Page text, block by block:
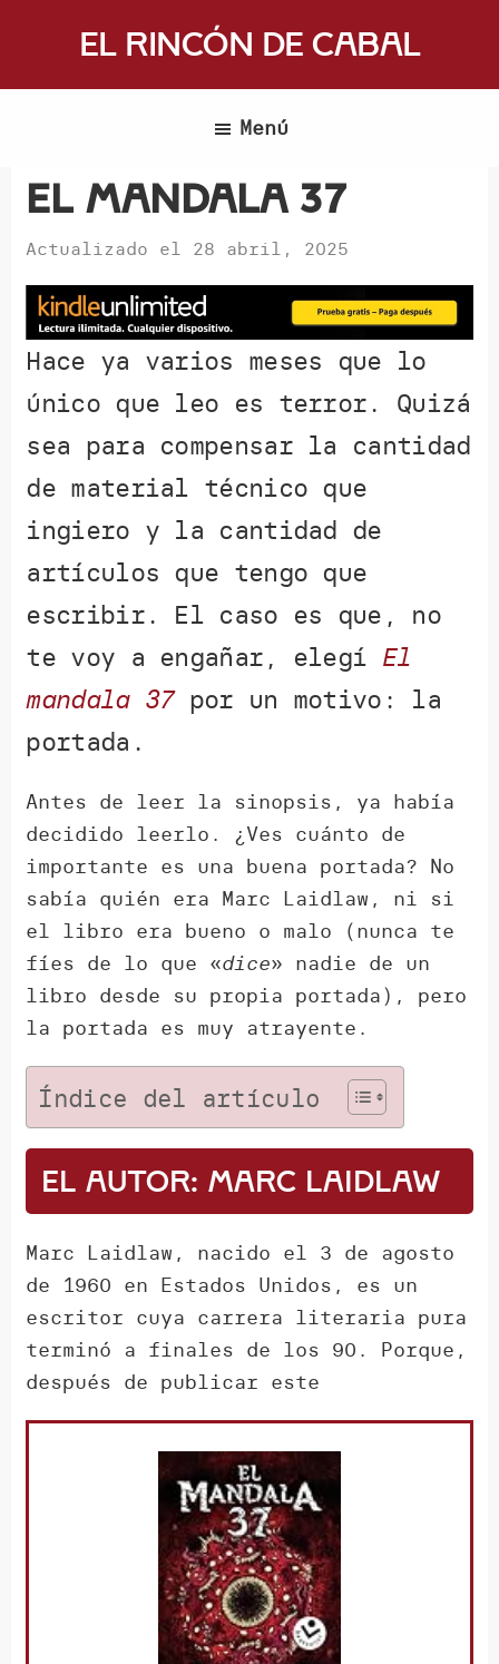
El Rincón de Cabal
reúnen
hablar
libros
Menú
El mandala 37
Actualizado el 28 abril, 2025
Hace ya varios meses que lo
único que leo es terror. Quizá
sea para compensar la cantidad
de material técnico que
ingiero y la cantidad de
artículos que tengo que
escribir. El caso es que, no
te voy a engañar, elegí El
mandala 37por un motivo: la
portada.
Antes de leer la sinopsis, ya había
decidido leerlo. ¿Ves cuánto de
importante es una buena portada? No
sabía quién era Marc Laidlaw, ni si
el libro era bueno o malo (nunca te
fíes de lo que «dice» nadie de un
libro desde su propia portada), pero
la portada es muy atrayente.
Índice del artículo
El autor: Marc Laidlaw
Marc Laidlaw, nacido el 3 de agosto
de 1960 en Estados Unidos, es un
escritor cuya carrera literaria pura
terminó a finales de los 90. Porque,
después de publicar este